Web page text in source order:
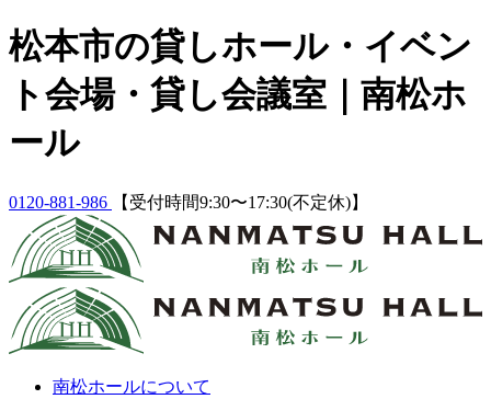
Skip
to
松本市の貸しホール・イベン
ト会場・貸し会議室｜南松ホ
ール
0120-881-986 【受付時間9:30〜17:30(不定休)】
南松ホールについて